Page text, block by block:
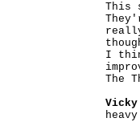
This
I
The